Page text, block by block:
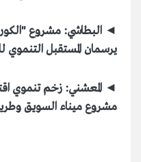
◄ البطاشي: مشروع
يرسمان المستقبل التنموي
◄ المعشني: زخم تنموي
مشروع ميناء السويق